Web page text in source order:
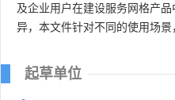
及企业用户在建设服务网格产
异，本文件针对不同的使用场景
起草单位